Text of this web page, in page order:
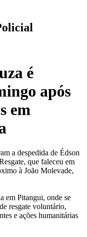
é
após
em
a despedida de Édson
que faleceu em
à João Molevade,
em Pitangui, onde se
resgate voluntário,
e ações humanitárias